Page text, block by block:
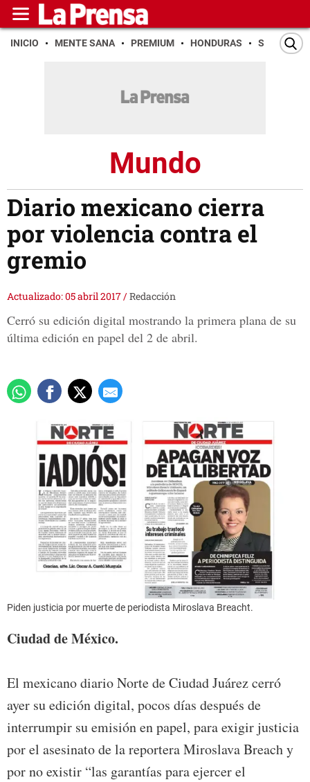
INICIO MENTE SANA PREMIUM HONDURAS SAN PEDRO
Mundo
Diario mexicano cierra
por violencia contra el
gremio
Actualizado: 05 abril 2017/Redacción
Cerró su edición digital mostrando la primera plana de su
última edición en papel del 2 de abril.
Piden justicia por muerte de periodista Miroslava Breacht.
Ciudad de México.
El mexicano diario Norte de Ciudad Juárez cerró
ayer su edición digital, pocos días después de
interrumpir su emisión en papel, para exigir justicia
por el asesinato de la reportera Miroslava Breach y
por no existir “las garantías para ejercer el